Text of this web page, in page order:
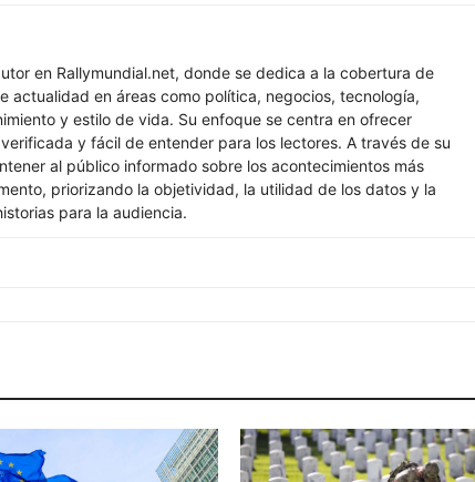
en Rallymundial.net, donde se dedica a la cobertura de
actualidad en áreas como política, negocios, tecnología,
y estilo de vida. Su enfoque se centra en ofrecer
y fácil de entender para los lectores. A través de su
al público informado sobre los acontecimientos más
priorizando la objetividad, la utilidad de los datos y la
para la audiencia.